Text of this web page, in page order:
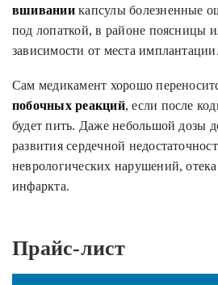
вшиваниикапсулы болезненные
под лопаткой, в районе поясницы
зависимости от места имплантации.
Сам медикамент хорошо
побочных реакций, если после
будет пить. Даже небольшой дозы
развития сердечной
неврологических нарушений,
инфаркта.
Прайс-лист